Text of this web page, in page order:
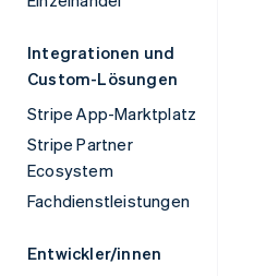
Integrationen und
Custom-Lösungen
Stripe App-Marktplatz
Stripe Partner
Ecosystem
Fachdienstleistungen
Entwickler/innen